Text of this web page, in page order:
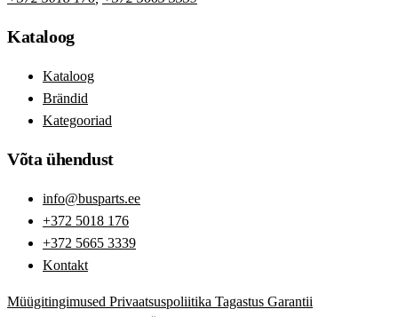
Kataloog
Kataloog
Brändid
Kategooriad
Võta ühendust
info@busparts.ee
+372 5018 176
+372 5665 3339
Kontakt
Müügitingimused Privaatsuspoliitika Tagastus Garantii